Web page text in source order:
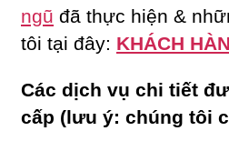
ngũ đã thực hiện &
tôi tại đây: KHÁCH
Các dịch vụ chi tiết
cấp (lưu ý: chúng tôi